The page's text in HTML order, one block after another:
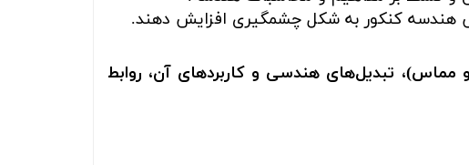
هندسه کنکور به شکل چشمگیری افزایش دهند.
مماس)، تبدیل‌های هندسی و کاربردهای آن، روابط